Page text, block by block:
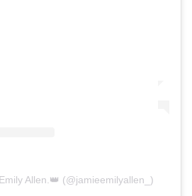
Allen.👑 (@jamieemilyallen_)